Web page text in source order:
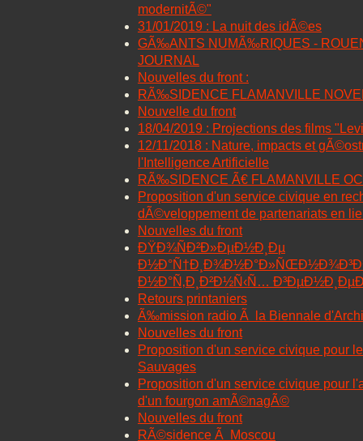
modernitÃ©"
31/01/2019 : La nuit des idÃ©es
GÃ‰ANTS NUMÃ‰RIQUES -
JOURNAL
Nouvelles du front :
RÃ‰SIDENCE FLAMANVILLE
Nouvelle du front
18/04/2019 : Projections des films
12/11/2018 : Nature, impacts et
l'Intelligence Artificielle
RÃ‰SIDENCE Ã€ FLAMANVILLE
Proposition d'un service civique en
dÃ©veloppement de partenariats en
Nouvelles du front
ÐŸÐ¾ÑÐ²Ð»ÐµÐ½Ð¸Ðµ
Ð½Ð°Ñ‚Ð¸Ð²Ð½Ñ‹Ñ…
Retours printaniers
Ã‰mission radio Ã la Biennale
Nouvelles du front
Proposition d'un service civique pour
Sauvages
Proposition d'un service civique pour
d'un fourgon amÃ©nagÃ©
Nouvelles du front
RÃ©sidence Ã Moscou